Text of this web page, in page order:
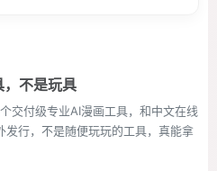
，不是玩具
交付级专业AI漫画工具，和中文在线
发行，不是随便玩玩的工具，真能拿